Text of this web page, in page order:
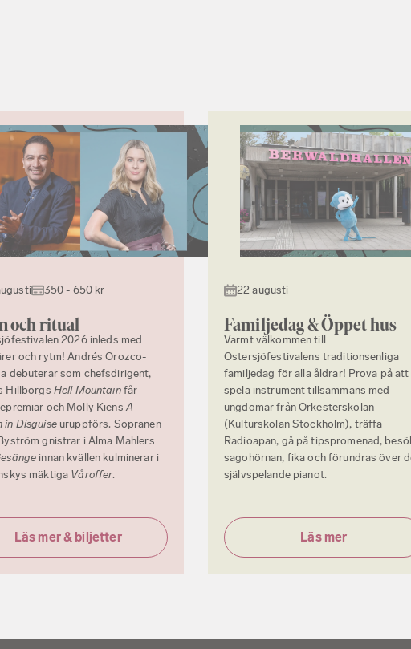
350 - 650 kr
och ritual
2026 inleds med
och rytm! Andrés Orozco-
debuterar som chefsdirigent,
Hillborgs Hell Mountainfår
och Molly KiensA
in Disguiseuruppförs. Sopranen
gnistrar i Alma Mahlers
innan kvällen kulminerar i
mäktiga Våroffer.
Läs mer & biljetter
22 augusti
Familjedag & Öppet hus
Varmt välkommen till
Östersjöfestivalens traditionsenliga
familjedag för alla åldrar! Prova på att
spela instrument tillsammans med
ungdomar från Orkesterskolan
(Kulturskolan Stockholm), träffa
Radioapan, gå på tipspromenad,
sagohörnan, fika och förundras över
självspelande pianot.
Läs mer